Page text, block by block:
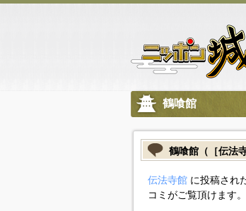
鶴喰館
鶴喰館（［伝法
伝法寺館に投稿され
コミがご覧頂けます。